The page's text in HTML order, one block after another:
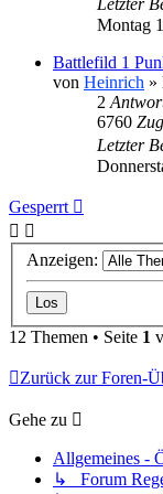
Montag
Battlefild 1
von Heinrich »
2
6760
Letzter
Gesperrt
Anzeigen:
12 Themen • Seite 1
Zurück zur Foren-
Gehe zu
Allgemeines -
↳ Forum